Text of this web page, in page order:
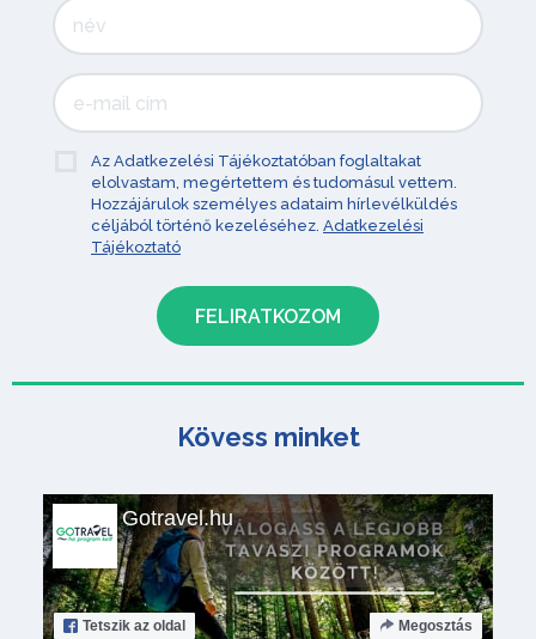
Az Adatkezelési Tájékoztatóban foglaltakat
elolvastam, megértettem és tudomásul vettem.
Hozzájárulok személyes adataim hírlevélküldés
céljából történő kezeléséhez. Adatkezelési
Tájékoztató
Kövess minket
Gotravel.hu
Tetszik az oldal Megosztás